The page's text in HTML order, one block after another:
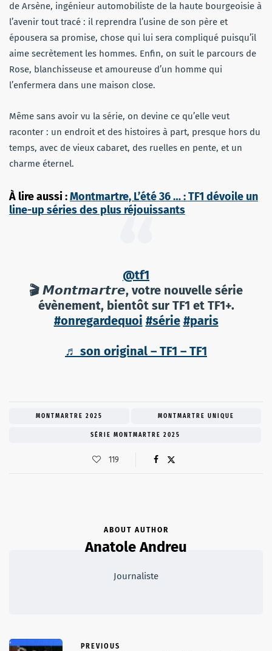
de Arsène, ingénieur automobiliste de la haute bourgeoisie à
l’avenir tout tracé : il reprendra l’usine de son père et
épousera sa promise, chose qui lui sera compliqué puisqu’il
aime secrètement les hommes. Enfin, on suit le parcours de
Rose, blanchisseuse et amoureuse d’un homme qui
l’enfermera dans une maison close.
Même sans avoir vu la série, on devine ce qu’elle veut
raconter : un endroit et des histoires à part, presque hors du
temps, avec de vieux cabaret, des ruelles en pente, et un
charme éternel.
À lire aussi :Montmartre, L’été 36 … : TF1 dévoile un
line-up séries des plus réjouissants
@tf1
🎬 𝙈𝙤𝙣𝙩𝙢𝙖𝙧𝙩𝙧𝙚, votre nouvelle série
évènement, bientôt sur TF1 et TF1+.
#onregardequoi #série #paris
♬ son original – TF1 – TF1
MONTMARTRE 2025 MONTMARTRE UNIQUE
SÉRIE MONTMARTRE 2025
119
ABOUT AUTHOR
Anatole Andreu
Journaliste
PREVIOUS